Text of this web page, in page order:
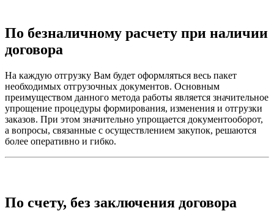
По безналичному расчету при наличии
договора
На каждую отгрузку Вам будет оформляться весь пакет
необходимых отгрузочных документов. Основным
преимуществом данного метода работы является значительное
упрощение процедуры формирования, изменения и отгрузки
заказов. При этом значительно упрощается документооборот,
а вопросы, связанные с осуществлением закупок, решаются
более оперативно и гибко.
По счету, без заключения договора